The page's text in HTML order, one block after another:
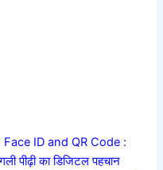
ID and QR Code :
पीढ़ी का डिजिटल पहचान